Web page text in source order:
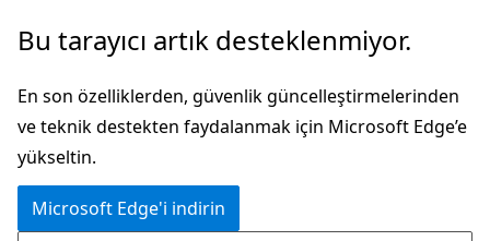
Ana
atla
Sayfa
gezintiye
atla
Bu tarayıcı artık desteklenmiyor.
En son özelliklerden, güvenlik güncelleştirmelerinden
ve teknik destekten faydalanmak için Microsoft Edge’e
yükseltin.
Microsoft Edge'i indirin